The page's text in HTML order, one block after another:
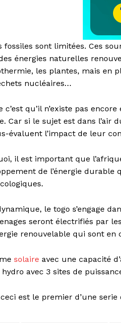
fossiles sont limitées. Ces
énergies naturelles
les plantes, mais en
nucléaires…
qu’il n’existe pas encore
Car si le sujet est dans l’air
évaluent l’impact de leur
il est important que
de l’énergie
le togo s’engage
seront électrifiés par
renouvelable qui sont
solaire avec une capacité
avec 3 sites de
est le premier d’une